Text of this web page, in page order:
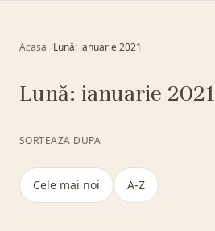
Acasa Lună: ianuarie 2021
Lună: ianuarie 2021
SORTEAZA DUPA
Cele mai noi A-Z